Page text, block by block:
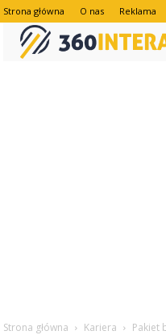
Strona główna O nas Reklama
Strona główna Kariera Pakiet